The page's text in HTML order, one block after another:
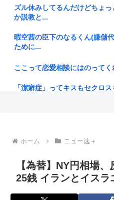
【三重県警】小学校講師の男
画像デ...
【画像】スレンダー美脚、とん
うwww
【衰退】「エロゲー」とかい
と輩出し...
【歌舞伎俳優】中村小三郎さ
され逮捕...
【北九州市】「女性が着用し
ニ店内や...
ズル休みしてるんだけどちょ
か説教と...
暇空茜の臣下のなるくん(嫌儲
ために...
ここって恋愛相談にはのってく
「潔癖症」ってキスもセクロ
秋田の公務員、オンライン会
近くでタバコ(iQOS)吸うやつ
ホーム ニュー速＋
【為替】NY円相場
25銭 イランとイスラ